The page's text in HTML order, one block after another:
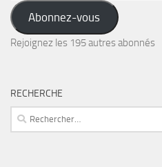
adresse
e-
mail
Abonnez-vous
Rejoignez les 195 autres abonnés
RECHERCHE
Rechercher :